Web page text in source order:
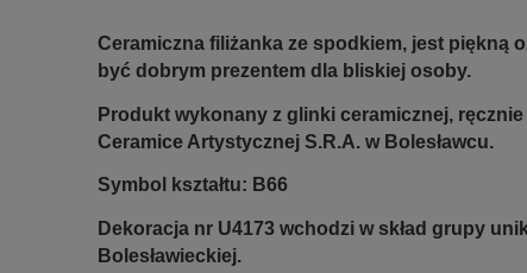
Ceramiczna filiżanka ze spodkiem, jest piękną
być dobrym prezentem dla bliskiej osoby.
Produkt wykonany z glinki ceramicznej,
Ceramice Artystycznej S.R.A. w Bolesławcu.
Symbol kształtu: B66
Dekoracja nr U4173 wchodzi w skład grupy
Bolesławieckiej.